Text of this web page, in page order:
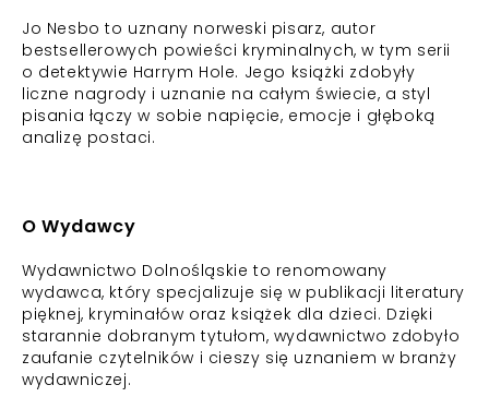
Jo Nesbo to uznany norweski pisarz, autor
bestsellerowych powieści kryminalnych, w tym serii
o detektywie Harrym Hole. Jego książki zdobyły
liczne nagrody i uznanie na całym świecie, a styl
pisania łączy w sobie napięcie, emocje i głęboką
analizę postaci.
O Wydawcy
Wydawnictwo Dolnośląskie to renomowany
wydawca, który specjalizuje się w publikacji literatury
pięknej, kryminałów oraz książek dla dzieci. Dzięki
starannie dobranym tytułom, wydawnictwo zdobyło
zaufanie czytelników i cieszy się uznaniem w branży
wydawniczej.